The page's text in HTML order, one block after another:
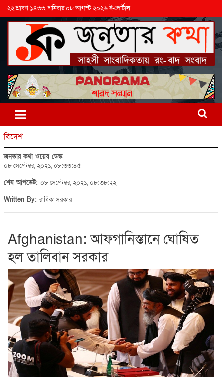
২২ শ্রাবণ ১৪৩৩, শনিবার ০৮ আগস্ট ২০২৬ ই-পোর্টাল
বিদেশ
জনতার কথা ওয়েব ডেস্ক
০৮ সেপ্টেম্বর, ২০২১, ০৮:৩৩:৪৫
শেষ আপডেট: ০৮ সেপ্টেম্বর, ২০২১, ০৮:৩৮:২২
Written By:রাধিকা সরকার
Afghanistan: আফগানিস্তানে ঘোষিত
হল তালিবান সরকার